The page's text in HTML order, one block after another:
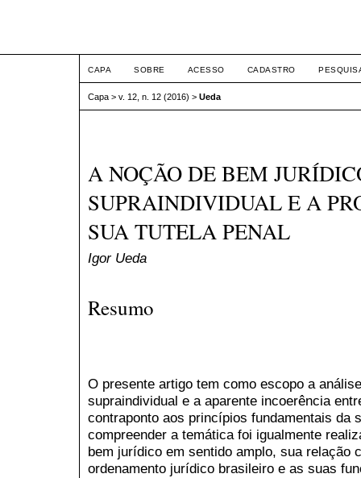
CAPA SOBRE ACESSO CADASTRO
Capa > v. 12, n. 12 (2016) > Ueda
A NOÇÃO DE BEM
SUPRAINDIVIDUAL E A
SUA TUTELA PENAL
Igor Ueda
Resumo
O presente artigo tem como escopo a
supraindividual e a aparente incoerência
contraponto aos princípios fundamentais da
compreender a temática foi igualmente
bem jurídico em sentido amplo, sua relação
ordenamento jurídico brasileiro e as suas